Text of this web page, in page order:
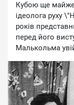
Кубою ще
ідеолога руху
років
перед його
Малькольма
https://